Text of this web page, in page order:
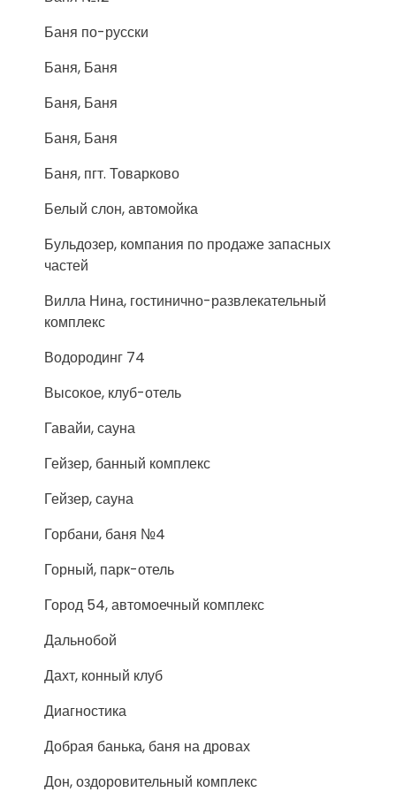
Баня по-русски
Баня, Баня
Баня, Баня
Баня, Баня
Баня, пгт. Товарково
Белый слон, автомойка
Бульдозер, компания по продаже запасных
частей
Вилла Нина, гостинично-развлекательный
комплекс
Водородинг 74
Высокое, клуб-отель
Гавайи, сауна
Гейзер, банный комплекс
Гейзер, сауна
Горбани, баня №4
Горный, парк-отель
Город 54, автомоечный комплекс
Дальнобой
Дахт, конный клуб
Диагностика
Добрая банька, баня на дровах
Дон, оздоровительный комплекс